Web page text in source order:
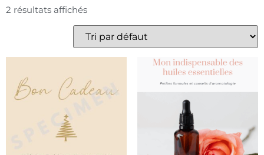
2 résultats affichés